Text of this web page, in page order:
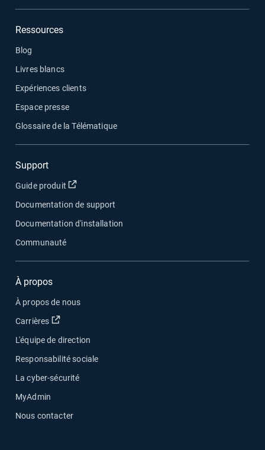
Ressources
Blog
Livres blancs
Expériences clients
Espace presse
Glossaire de la Télématique
Support
Guide produit Ouvrir dans une nouvelle fenêtre
Documentation de support
Documentation d'installation
Communauté
À propos
À propos de nous
Carrières
Ouvrir dans une nouvelle fenêtre
L'équipe de direction
Responsabilité sociale
La cyber-sécurité
MyAdmin
Nous contacter